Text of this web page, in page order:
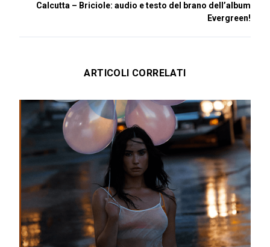
Calcutta – Briciole: audio e testo del brano dell’album
Evergreen!
ARTICOLI CORRELATI